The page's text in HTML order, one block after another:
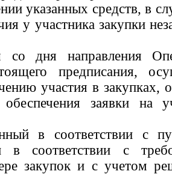
указанных средств, в
у участника закупки
дня направления
предписания,
участия в закупках,
заявки на
в соответствии с
в соответствии с
закупок и с учетом